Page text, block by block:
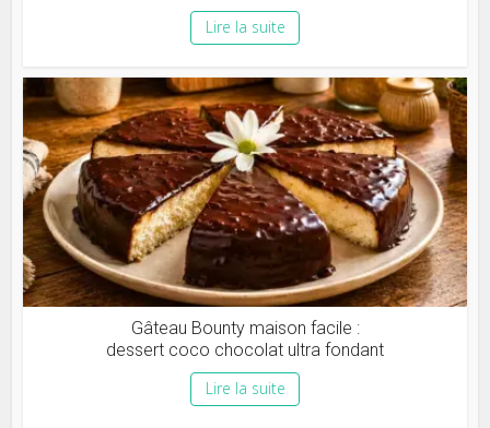
Lire la suite
Gâteau Bounty maison facile :
dessert coco chocolat ultra fondant
Lire la suite